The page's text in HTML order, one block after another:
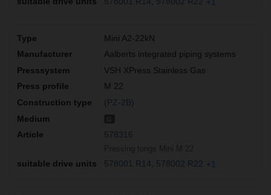
Mini A2-22kN
Aalberts integrated piping systems
VSH XPress Stainless Gas
M 22
(PZ-2B)
578316
578001 R14 578002 R22 +1